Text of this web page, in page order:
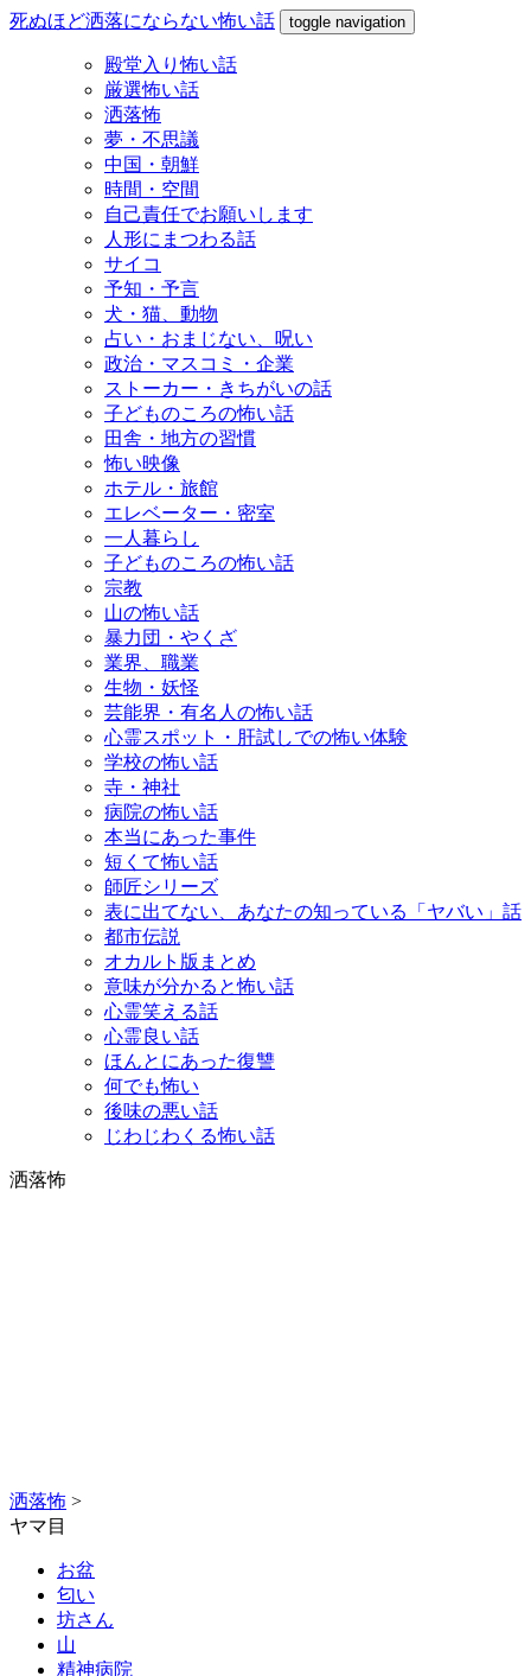
死ぬほど洒落にならない怖い話 toggle navigation
殿堂入り怖い話
厳選怖い話
洒落怖
夢・不思議
中国・朝鮮
時間・空間
自己責任でお願いします
人形にまつわる話
サイコ
予知・予言
犬・猫、動物
占い・おまじない、呪い
政治・マスコミ・企業
ストーカー・きちがいの話
子どものころの怖い話
田舎・地方の習慣
怖い映像
ホテル・旅館
エレベーター・密室
一人暮らし
子どものころの怖い話
宗教
山の怖い話
暴力団・やくざ
業界、職業
生物・妖怪
芸能界・有名人の怖い話
心霊スポット・肝試しでの怖い体験
学校の怖い話
寺・神社
病院の怖い話
本当にあった事件
短くて怖い話
師匠シリーズ
表に出てない、あなたの知っている「ヤバい」話
都市伝説
オカルト版まとめ
意味が分かると怖い話
心霊笑える話
心霊良い話
ほんとにあった復讐
何でも怖い
後味の悪い話
じわじわくる怖い話
洒落怖
洒落怖 >
ヤマ目
お盆
匂い
坊さん
山
精神病院